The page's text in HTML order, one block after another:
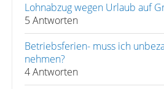
Lohnabzug wegen Urlaub auf
5 Antworten
Betriebsferien- muss ich
nehmen?
4 Antworten